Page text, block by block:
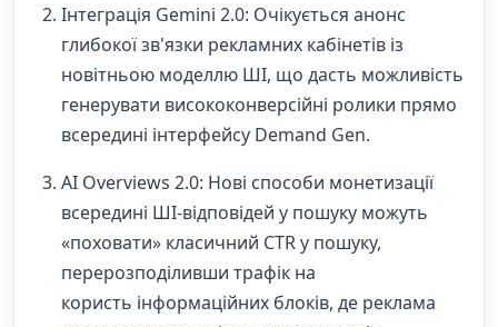
Інтеграція Gemini 2.0: Очікується анонс
глибокої зв'язки рекламних кабінетів із
новітньою моделлю ШІ, що дасть можливість
генерувати висококонверсійні ролики прямо
всередині інтерфейсу Demand Gen.
AI Overviews 2.0: Нові способи монетизації
всередині ШІ-відповідей у пошуку можуть
«поховати» класичний CTR у пошуку,
перерозподіливши трафік на
користь інформаційних блоків, де реклама